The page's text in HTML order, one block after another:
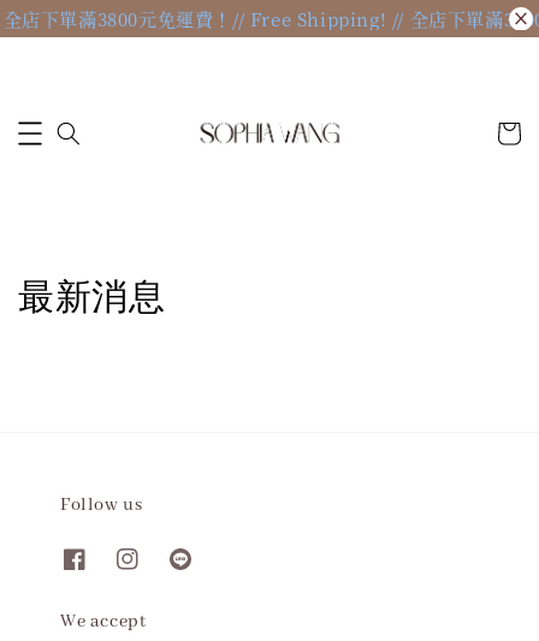
下單滿3800元免運費！ // Free Shipping! // 全店下單滿
最新消息
Follow us
We accept